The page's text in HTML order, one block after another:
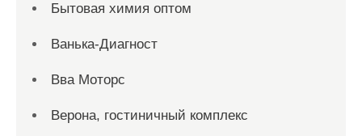
Бытовая химия оптом
Ванька-Диагност
Вва Моторс
Верона, гостиничный комплекс